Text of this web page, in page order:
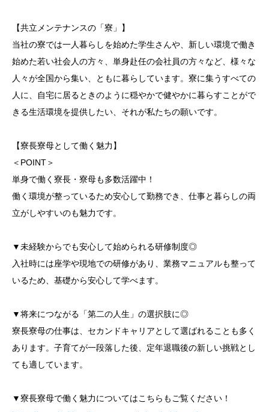
【共立メンテナンスの「寮」】
当社の寮では一人暮らしを始めた学生さんや、新しい環境で働き
始めた若い社会人の方々、単身赴任の会社員の方々など、様々な
人々が全国から集い、ともに暮らしています。寮に集うすべての
人に、自宅に居るときのように穏やかで健やかに暮らすことがで
きる生活環境を提供したい、それが私たちの願いです。
【寮長寮母として働く魅力】
＜POINT＞
単身で働く寮長・寮母も多数活躍中！
働く環境が整っているため安心して勤務でき、仕事と暮らしの両
立がしやすいのも魅力です。
▼未経験からでも安心して始められる研修制度◎
入社時には座学や現地での研修があり、業務マニュアルも整って
いるため、基礎から安心して学べます。
▼将来につながる「第二の人生」の選択肢に◎
寮長寮母の仕事は、セカンドキャリアとして選ばれることも多く
あります。子育てが一段落した後、定年退職後の新しい挑戦とし
ても適しています。
▼寮長寮母で働く魅力についてはこちらもご覧ください！